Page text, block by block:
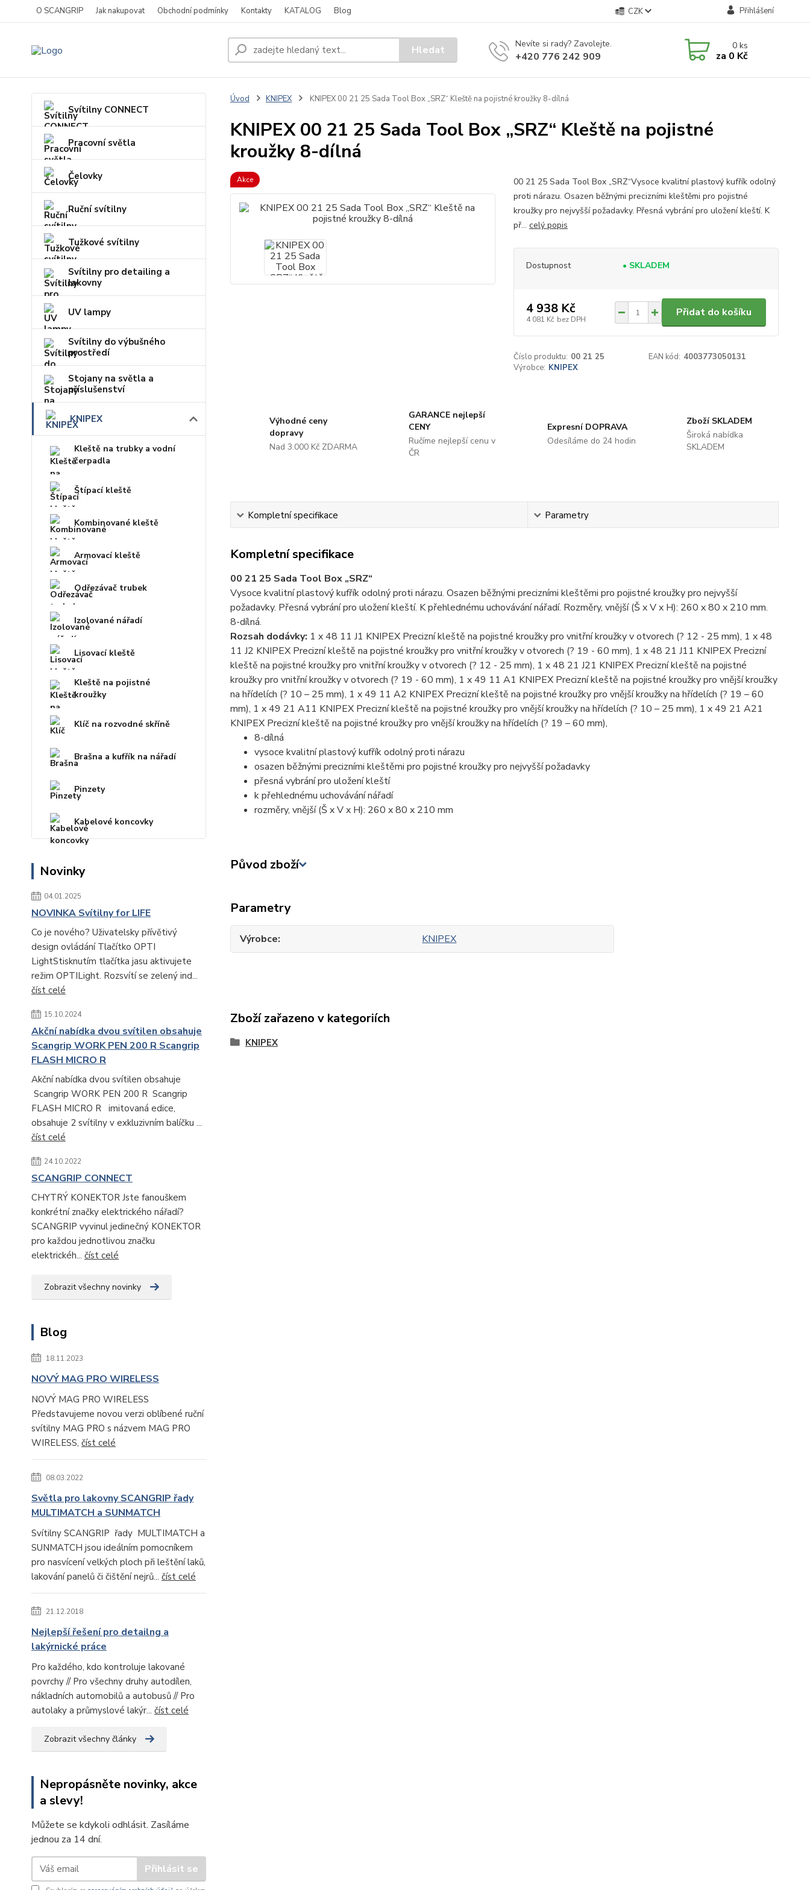
O SCANGRIP Jak nakupovat Obchodní podmínky Kontakty KATALOG Blog CZK Přihlášení
Hledat Nevíte si rady? Zavolejte.
+420 776 242 909
0ks
za 0 Kč
Svítilny CONNECT
Pracovní světla
Čelovky
Ruční svítilny
Tužkové svítilny
Svítilny pro detailing a
lakovny
UV lampy
Svítilny do výbušného
prostředí
Stojany na světla a
příslušenství
KNIPEX
Kleště na trubky a vodní
čerpadla
Štípací kleště
Kombinované kleště
Armovací kleště
Odřezávač trubek
Izolované nářadí
Lisovací kleště
Kleště na pojistné
kroužky
Klíč na rozvodné skříně
Brašna a kufřík na nářadí
Pinzety
Kabelové koncovky
Novinky
04.01.2025
NOVINKA Svítilny for LIFE
Co je nového? Uživatelsky přívětivý
design ovládání Tlačítko OPTI
LightStisknutím tlačítka jasu aktivujete
režim OPTILight. Rozsvítí se zelený ind...
číst celé
15.10.2024
Akční nabídka dvou svítilen obsahuje
Scangrip WORK PEN 200 R Scangrip
FLASH MICRO R
Akční nabídka dvou svítilen obsahuje
Scangrip WORK PEN 200 R Scangrip
FLASH MICRO R imitovaná edice,
obsahuje 2 svítilny v exkluzivním balíčku ...
číst celé
24.10.2022
SCANGRIP CONNECT
CHYTRÝ KONEKTOR Jste fanouškem
konkrétní značky elektrického nářadí?
SCANGRIP vyvinul jedinečný KONEKTOR
pro každou jednotlivou značku
elektrickéh... číst celé
Zobrazit všechny novinky
Blog
18.11.2023
NOVÝ MAG PRO WIRELESS
NOVÝ MAG PRO WIRELESS
Představujeme novou verzi oblíbené ruční
svítilny MAG PRO s názvem MAG PRO
WIRELESS, číst celé
08.03.2022
Světla pro lakovny SCANGRIP řady
MULTIMATCH a SUNMATCH
Svítilny SCANGRIP řady MULTIMATCH a
SUNMATCH jsou ideálním pomocníkem
pro nasvícení velkých ploch při leštění laků,
lakování panelů či čištění nejrů... číst celé
21.12.2018
Nejlepší řešení pro detailng a
lakýrnické práce
Pro každého, kdo kontroluje lakované
povrchy // Pro všechny druhy autodílen,
nákladních automobilů a autobusů // Pro
autolaky a průmyslové lakýr... číst celé
Zobrazit všechny články
Nepropásněte novinky, akce
a slevy!
Můžete se kdykoli odhlásit. Zasíláme
jednou za 14 dní.
Přihlásit se
Úvod KNIPEX KNIPEX 00 21 25 Sada Tool Box „SRZ“ Kleště na pojistné kroužky 8-dílná
KNIPEX 00 21 25 Sada Tool Box „SRZ“ Kleště na pojistné
kroužky 8-dílná
Akce
00 21 25 Sada Tool Box „SRZ“Vysoce kvalitní plastový kufřík odolný
proti nárazu. Osazen běžnými precizními kleštěmi pro pojistné
kroužky pro nejvyšší požadavky. Přesná vybrání pro uložení kleští. K
př... celý popis
Dostupnost • SKLADEM
4 938 Kč
4 081 Kč bez DPH
Přidat do košíku
Číslo produktu: 00 21 25 EAN kód: 4003773050131
Výrobce: KNIPEX
Výhodné ceny
dopravy
Nad 3.000 Kč ZDARMA
GARANCE nejlepší
CENY
Ručíme nejlepší cenu v
ČR
Expresní DOPRAVA
Odesíláme do 24 hodin
Zboží SKLADEM
Široká nabídka
SKLADEM
Kompletní specifikace Parametry
Kompletní specifikace
00 21 25 Sada Tool Box „SRZ“
Vysoce kvalitní plastový kufřík odolný proti nárazu. Osazen běžnými precizními kleštěmi pro pojistné kroužky pro nejvyšší
požadavky. Přesná vybrání pro uložení kleští. K přehlednému uchovávání nářadí. Rozměry, vnější (Š x V x H): 260 x 80 x 210 mm.
8-dílná.
Rozsah dodávky: 1 x 48 11 J1 KNIPEX Precizní kleště na pojistné kroužky pro vnitřní kroužky v otvorech (? 12 - 25 mm), 1 x 48
11 J2 KNIPEX Precizní kleště na pojistné kroužky pro vnitřní kroužky v otvorech (? 19 - 60 mm), 1 x 48 21 J11 KNIPEX Precizní
kleště na pojistné kroužky pro vnitřní kroužky v otvorech (? 12 - 25 mm), 1 x 48 21 J21 KNIPEX Precizní kleště na pojistné
kroužky pro vnitřní kroužky v otvorech (? 19 - 60 mm), 1 x 49 11 A1 KNIPEX Precizní kleště na pojistné kroužky pro vnější kroužky
na hřídelích (? 10 – 25 mm), 1 x 49 11 A2 KNIPEX Precizní kleště na pojistné kroužky pro vnější kroužky na hřídelích (? 19 – 60
mm), 1 x 49 21 A11 KNIPEX Precizní kleště na pojistné kroužky pro vnější kroužky na hřídelích (? 10 – 25 mm), 1 x 49 21 A21
KNIPEX Precizní kleště na pojistné kroužky pro vnější kroužky na hřídelích (? 19 – 60 mm),
8-dílná
vysoce kvalitní plastový kufřík odolný proti nárazu
osazen běžnými precizními kleštěmi pro pojistné kroužky pro nejvyšší požadavky
přesná vybrání pro uložení kleští
k přehlednému uchovávání nářadí
rozměry, vnější (Š x V x H): 260 x 80 x 210 mm
Původ zboží
Parametry
Výrobce KNIPEX
Zboží zařazeno v kategoriích
KNIPEX